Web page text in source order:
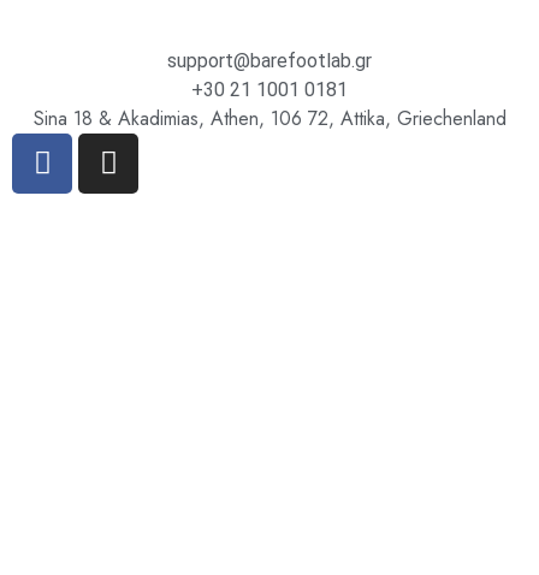
support@barefootlab.gr
+30 21 1001 0181
Sina 18 & Akadimias, Athen, 106 72, Attika, Griechenland